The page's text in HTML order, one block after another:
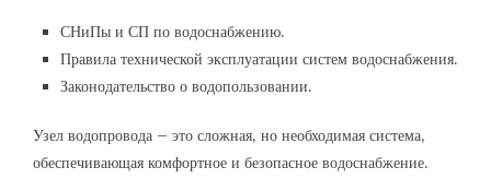
СНиПы и СП по водоснабжению.
Правила технической эксплуатации систем водоснабжения.
Законодательство о водопользовании.
Узел водопровода – это сложная‚ но необходимая система‚
обеспечивающая комфортное и безопасное водоснабжение.